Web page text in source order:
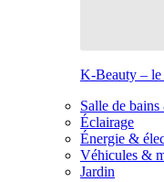
K-Beauty – le
Salle de
Éclairage
Énergie &
Véhicules &
Jardin